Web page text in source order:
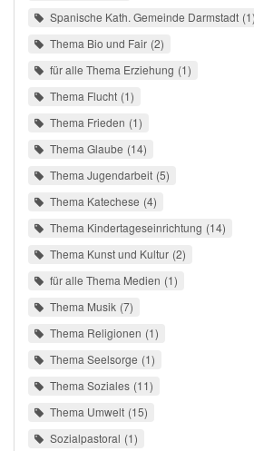
Spanische Kath. Gemeinde Darmstadt 1
Thema Bio und Fair 2
für alle Thema Erziehung 1
Thema Flucht 1
Thema Frieden 1
Thema Glaube 14
Thema Jugendarbeit 5
Thema Katechese 4
Thema Kindertageseinrichtung 14
Thema Kunst und Kultur 2
für alle Thema Medien 1
Thema Musik 7
Thema Religionen 1
Thema Seelsorge 1
Thema Soziales 11
Thema Umwelt 15
Sozialpastoral 1